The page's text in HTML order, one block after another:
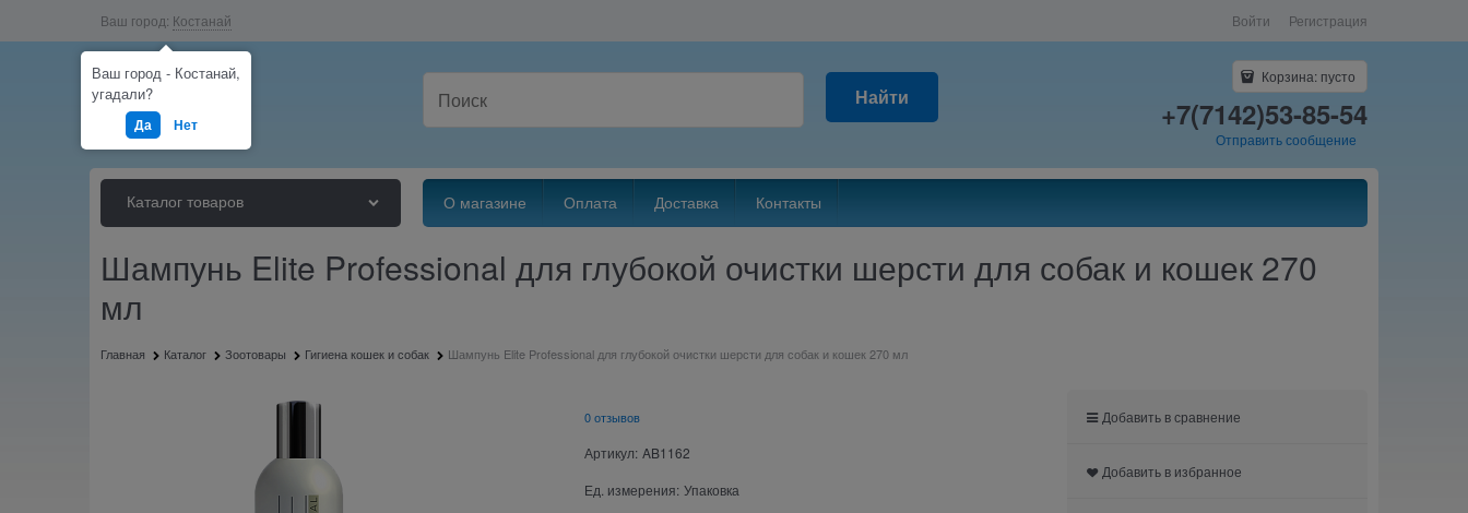
Ваш город: Костанай Войти Регистрация
Найти
Корзина: пусто
+7(7142)53-85-54
Отправить сообщение
Каталог товаров О магазине Оплата Доставка Контакты
Шампунь Elite Professional для глубокой очистки шерсти для собак и кошек 270
мл
Главная Каталог Зоотовары Гигиена кошек и собак Шампунь Elite Professional для глубокой очистки шерсти для собак и кошек 270 мл
0 отзывов
Артикул: AB1162
Ед. измерения: Упаковка
Добавить в сравнение
Добавить в избранное
Ваш город - Костанай,
угадали?
Да Нет